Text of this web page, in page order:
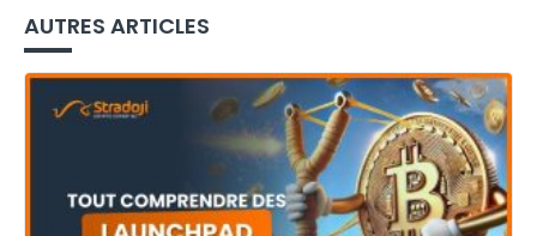
AUTRES ARTICLES